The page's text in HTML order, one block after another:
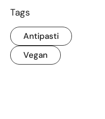
Tags
Antipasti
Vegan